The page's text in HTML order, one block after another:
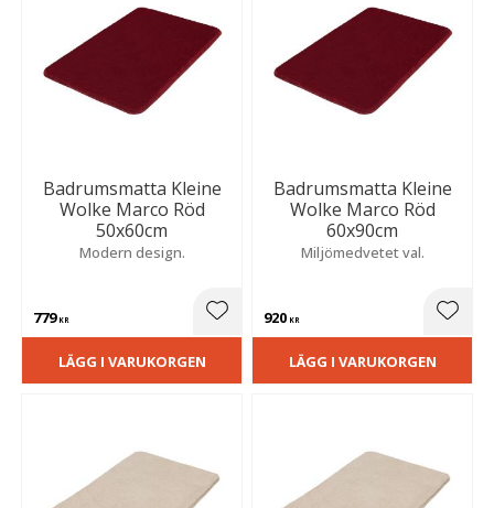
Badrumsmatta Kleine
Wolke Marco Röd
50x60cm
Modern design.
779KR Lägg till i favoriter
LÄGG I VARUKORGEN
Badrumsmatta Kleine
Wolke Marco Röd
60x90cm
Miljömedvetet val.
920 KR
LÄGG I VARUKORGEN